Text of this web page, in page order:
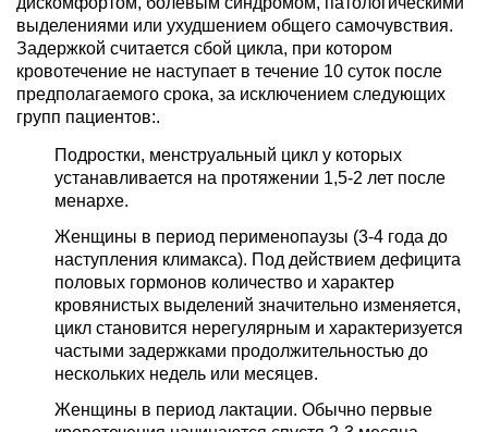
выделениями или ухудшением общего самочувствия.
Задержкой считается сбой цикла, при котором
кровотечение не наступает в течение 10 суток после
предполагаемого срока, за исключением следующих
групп пациентов:.
Подростки, менструальный цикл у которых
устанавливается на протяжении 1,5-2 лет после
менархе.
Женщины в период перименопаузы (3-4 года до
наступления климакса). Под действием дефицита
половых гормонов количество и характер
кровянистых выделений значительно изменяется,
цикл становится нерегулярным и характеризуется
частыми задержками продолжительностью до
нескольких недель или месяцев.
Женщины в период лактации. Обычно первые